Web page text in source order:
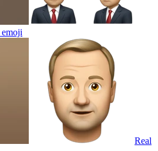
emoji
Real